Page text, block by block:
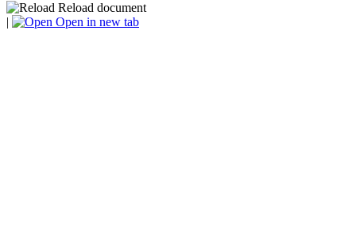
Reload document
|
Open in new tab